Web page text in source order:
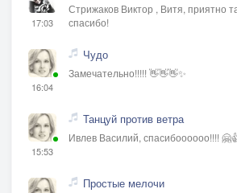
17:03
Стрижаков Виктор , Витя, приятно
спасибо!
16:04
Чудо
Замечательно!!!!! 👋👋👋✨
15:53
Танцуй против ветра
Ивлев Василий, спасибоооооо!!!!
Простые мелочи